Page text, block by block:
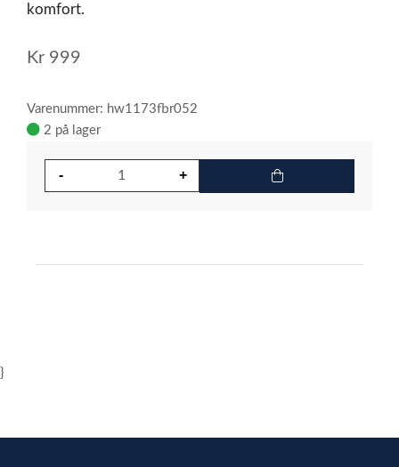
komfort.
Kr 999
Varenummer: hw1173fbr052
2 på lager
}